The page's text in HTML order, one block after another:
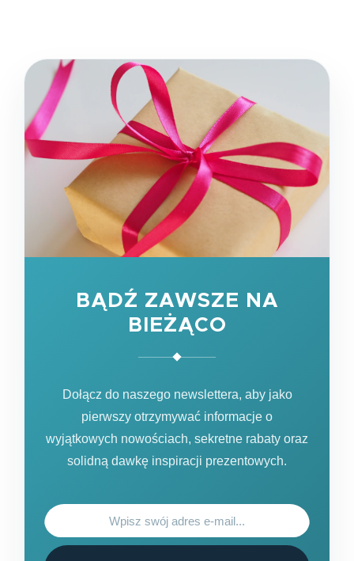
BĄDŹ ZAWSZE NA
BIEŻĄCO
Dołącz do naszego newslettera, aby jako
pierwszy otrzymywać informacje o
wyjątkowych nowościach, sekretne rabaty oraz
solidną dawkę inspiracji prezentowych.